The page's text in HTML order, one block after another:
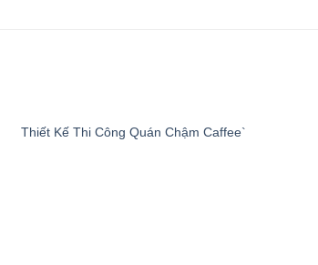
Thiết Kế Thi Công Quán Chậm Caffee`